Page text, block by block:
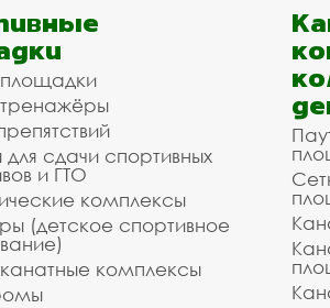
сдачи спортивных
и ГТО
комплексы
(детское спортивное
комплексы